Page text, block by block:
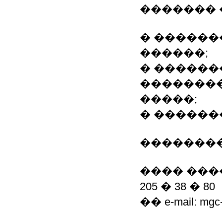
�������
�
������;
�
�����;
�
����
205 � 38 � 80
�� e-mail: mgc-